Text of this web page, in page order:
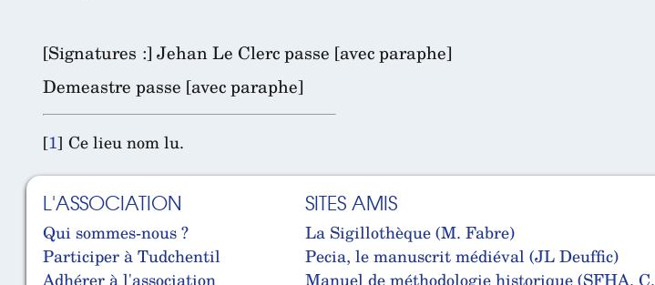
[Signatures :] Jehan Le Clerc passe [avec paraphe]
Demeastre passe [avec paraphe]
[1] Ce lieu nom lu.
L'ASSOCIATION
Qui sommes-nous ?
Participer à Tudchentil
Adhérer à l'association
SITES AMIS
La Sigillothèque (M. Fabre)
Pecia, le manuscrit médiéval (JL Deuffic)
Manuel de méthodologie historique (SFHA, C.